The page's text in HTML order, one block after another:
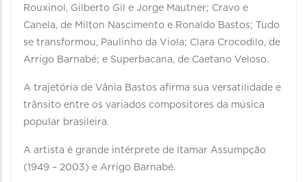
Rouxinol, Gilberto Gil e Jorge Mautner; Cravo e
Canela, de Milton Nascimento e Ronaldo Bastos; Tudo
se transformou, Paulinho da Viola; Clara Crocodilo, de
Arrigo Barnabé; e Superbacana, de Caetano Veloso.
A trajetória de Vânia Bastos afirma sua versatilidade e
trânsito entre os variados compositores da música
popular brasileira.
A artista é grande intérprete de Itamar Assumpção
(1949 – 2003) e Arrigo Barnabé.